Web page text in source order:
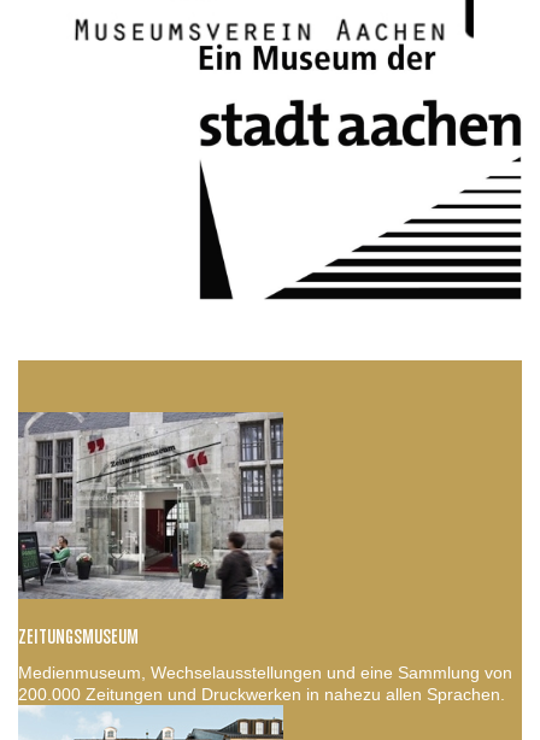
ZEITUNGSMUSEUM
Medienmuseum, Wechselausstellungen und eine Sammlung von
200.000 Zeitungen und Druckwerken in nahezu allen Sprachen.